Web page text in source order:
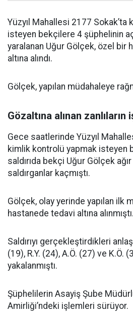
Yüzyıl Mahallesi 2177
isteyen bekçilere 4 şüphelinin
yaralanan Uğur Gölçek, özel bir
altına alındı.
Gölçek, yapılan müdahaleye
Gözaltına alınan
Gece saatlerinde Yüzyıl
kimlik kontrolü yapmak isteyen
saldırıda bekçi Uğur Gölçek ağır
saldırganlar kaçmıştı.
Gölçek, olay yerinde yapılan ilk
hastanede tedavi altına alınmıştı.
Saldırıyı gerçekleştirdikleri
(19), R.Y. (24), A.Ö. (27) ve K.Ö.
yakalanmıştı.
Şüphelilerin Asayiş Şube
Amirliği’ndeki işlemleri sürüyor.